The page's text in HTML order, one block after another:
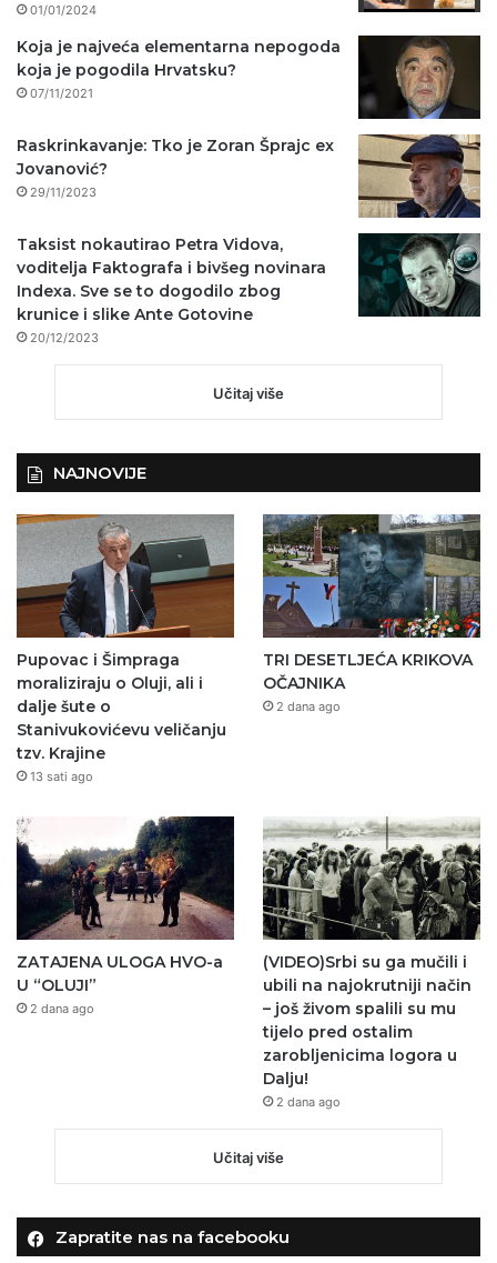
01/01/2024
Koja je najveća elementarna nepogoda
koja je pogodila Hrvatsku?
07/11/2021
Raskrinkavanje: Tko je Zoran Šprajc ex
Jovanović?
29/11/2023
Taksist nokautirao Petra Vidova,
voditelja Faktografa i bivšeg novinara
Indexa. Sve se to dogodilo zbog
krunice i slike Ante Gotovine
20/12/2023
Učitaj više
NAJNOVIJE
Pupovac i Šimpraga
moraliziraju o Oluji, ali i
dalje šute o
Stanivukovićevu veličanju
tzv. Krajine
13 sati ago
TRI DESETLJEĆA KRIKOVA
OČAJNIKA
2 dana ago
ZATAJENA ULOGA HVO-a
U “OLUJI”
2 dana ago
(VIDEO)Srbi su ga mučili i
ubili na najokrutniji način
– još živom spalili su mu
tijelo pred ostalim
zarobljenicima logora u
Dalju!
2 dana ago
Učitaj više
Zapratite nas na facebooku